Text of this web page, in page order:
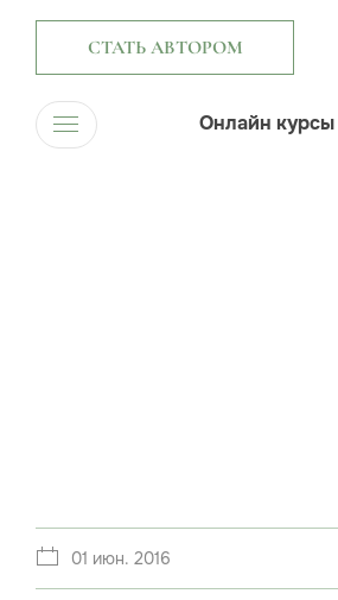
СТАТЬ АВТОРОМ
Онлайн курсы
01 июн. 2016